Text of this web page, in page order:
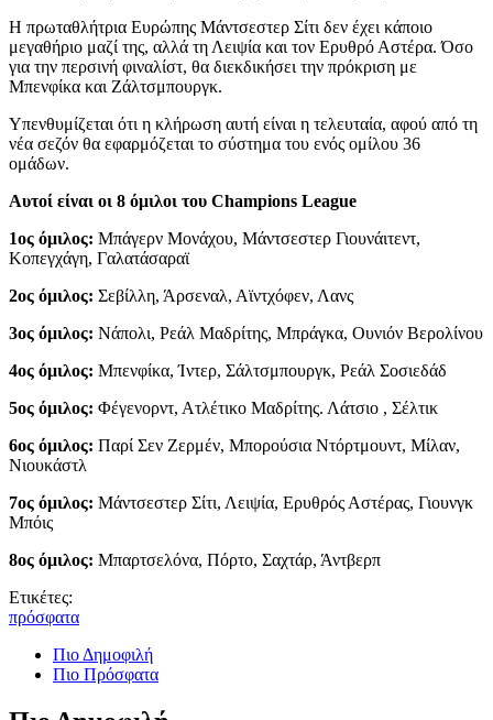
Η πρωταθλήτρια Ευρώπης Μάντσεστερ Σίτι δεν έχει κάποιο
μεγαθήριο μαζί της, αλλά τη Λειψία και τον Ερυθρό Αστέρα. Όσο
για την περσινή φιναλίστ, θα διεκδικήσει την πρόκριση με
Μπενφίκα και Ζάλτσμπουργκ.
Υπενθυμίζεται ότι η κλήρωση αυτή είναι η τελευταία, αφού από τη
νέα σεζόν θα εφαρμόζεται το σύστημα του ενός ομίλου 36
ομάδων.
Αυτοί είναι οι 8 όμιλοι του Champions League
1ος όμιλος: Μπάγερν Μονάχου, Μάντσεστερ Γιουνάιτεντ,
Κοπεγχάγη, Γαλατάσαραϊ
2ος όμιλος: Σεβίλλη, Άρσεναλ, Αϊντχόφεν, Λανς
3ος όμιλος: Νάπολι, Ρεάλ Μαδρίτης, Μπράγκα, Ουνιόν Βερολίνου
4ος όμιλος: Μπενφίκα, Ίντερ, Σάλτσμπουργκ, Ρεάλ Σοσιεδάδ
5ος όμιλος: Φέγενορντ, Ατλέτικο Μαδρίτης. Λάτσιο , Σέλτικ
6ος όμιλος: Παρί Σεν Ζερμέν, Μπορούσια Ντόρτμουντ, Μίλαν,
Νιουκάστλ
7ος όμιλος: Μάντσεστερ Σίτι, Λειψία, Ερυθρός Αστέρας, Γιουνγκ
Μπόις
8ος όμιλος: Μπαρτσελόνα, Πόρτο, Σαχτάρ, Άντβερπ
Ετικέτες:
πρόσφατα
Πιο Δημοφιλή
Πιο Πρόσφατα